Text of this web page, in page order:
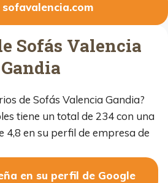
Sofás Valencia
Gandia
de Sofás Valencia Gandia?
tiene un total de 234 con una
4,8 en su perfil de empresa de
en su perfil de Google